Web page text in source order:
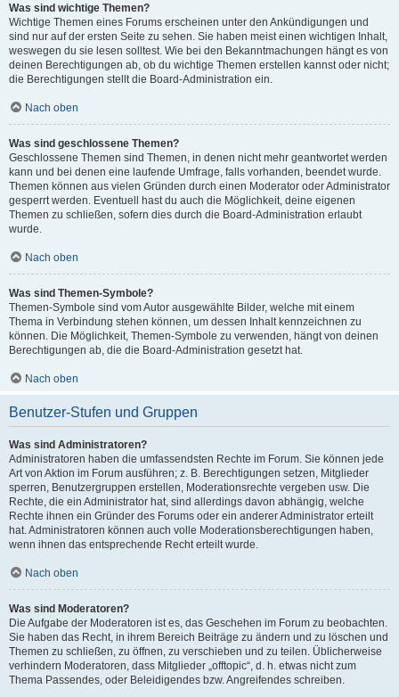
Was sind wichtige Themen?
Wichtige Themen eines Forums erscheinen unter den Ankündigungen und
sind nur auf der ersten Seite zu sehen. Sie haben meist einen wichtigen Inhalt,
weswegen du sie lesen solltest. Wie bei den Bekanntmachungen hängt es von
deinen Berechtigungen ab, ob du wichtige Themen erstellen kannst oder nicht;
die Berechtigungen stellt die Board-Administration ein.
Nach oben
Was sind geschlossene Themen?
Geschlossene Themen sind Themen, in denen nicht mehr geantwortet werden
kann und bei denen eine laufende Umfrage, falls vorhanden, beendet wurde.
Themen können aus vielen Gründen durch einen Moderator oder Administrator
gesperrt werden. Eventuell hast du auch die Möglichkeit, deine eigenen
Themen zu schließen, sofern dies durch die Board-Administration erlaubt
wurde.
Nach oben
Was sind Themen-Symbole?
Themen-Symbole sind vom Autor ausgewählte Bilder, welche mit einem
Thema in Verbindung stehen können, um dessen Inhalt kennzeichnen zu
können. Die Möglichkeit, Themen-Symbole zu verwenden, hängt von deinen
Berechtigungen ab, die die Board-Administration gesetzt hat.
Nach oben
Benutzer-Stufen und Gruppen
Was sind Administratoren?
Administratoren haben die umfassendsten Rechte im Forum. Sie können jede
Art von Aktion im Forum ausführen; z. B. Berechtigungen setzen, Mitglieder
sperren, Benutzergruppen erstellen, Moderationsrechte vergeben usw. Die
Rechte, die ein Administrator hat, sind allerdings davon abhängig, welche
Rechte ihnen ein Gründer des Forums oder ein anderer Administrator erteilt
hat. Administratoren können auch volle Moderationsberechtigungen haben,
wenn ihnen das entsprechende Recht erteilt wurde.
Nach oben
Was sind Moderatoren?
Die Aufgabe der Moderatoren ist es, das Geschehen im Forum zu beobachten.
Sie haben das Recht, in ihrem Bereich Beiträge zu ändern und zu löschen und
Themen zu schließen, zu öffnen, zu verschieben und zu teilen. Üblicherweise
verhindern Moderatoren, dass Mitglieder „offtopic“, d. h. etwas nicht zum
Thema Passendes, oder Beleidigendes bzw. Angreifendes schreiben.